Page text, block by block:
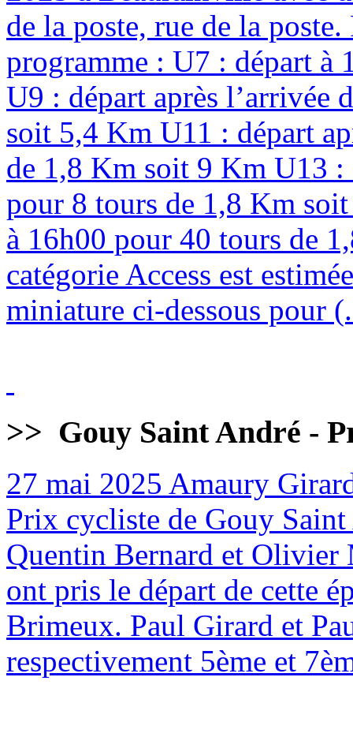
de la poste, rue de la
programme : U7 : départ à
U9 : départ après l’arrivée
soit 5,4 Km U11 : départ
de 1,8 Km soit 9 Km U13 :
pour 8 tours de 1,8 Km
à 16h00 pour 40 tours de
catégorie Access est
miniature ci-dessous pour
>> Gouy Saint André -
27 mai 2025 Amaury
Prix cycliste de Gouy
Quentin Bernard et Olivier
ont pris le départ de cette
Brimeux. Paul Girard et
respectivement 5ème et